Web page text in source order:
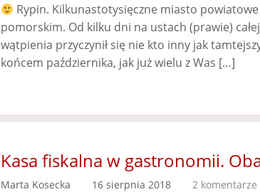
Rypin. Kilkunastotysięczne miasto
pomorskim. Od kilku dni na ustach (prawie)
wątpienia przyczynił się nie kto inny jak
końcem października, jak już wielu z Was […]
Kasa fiskalna w gastronomii.
Marta Kosecka 16 sierpnia 2018 2 komentarze